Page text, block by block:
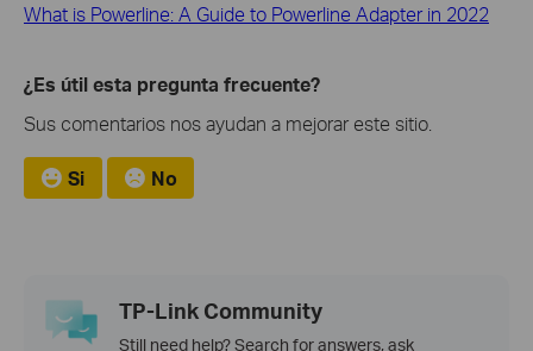
What is Powerline: A Guide to Powerline Adapter in 2022
¿Es útil esta pregunta frecuente?
Sus comentarios nos ayudan a mejorar este sitio.
Si No
TP-Link Community
Still need help? Search for answers, ask